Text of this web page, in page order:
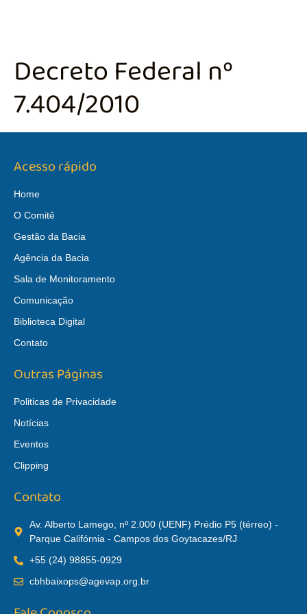
Decreto Federal nº
7.404/2010
Acesso rápido
Home
O Comitê
Gestão da Bacia
Agência da Bacia
Sala de Monitoramento
Comunicação
Biblioteca Digital
Contato
Outras Páginas
Politicas de Privacidade
Notícias
Eventos
Clipping
Contato
Av. Alberto Lamego, nº 2.000 (UENF) Prédio P5 (térreo) -
Parque Califórnia - Campos dos Goytacazes/RJ
+55 (24) 98855-0929
cbhbaixops@agevap.org.br